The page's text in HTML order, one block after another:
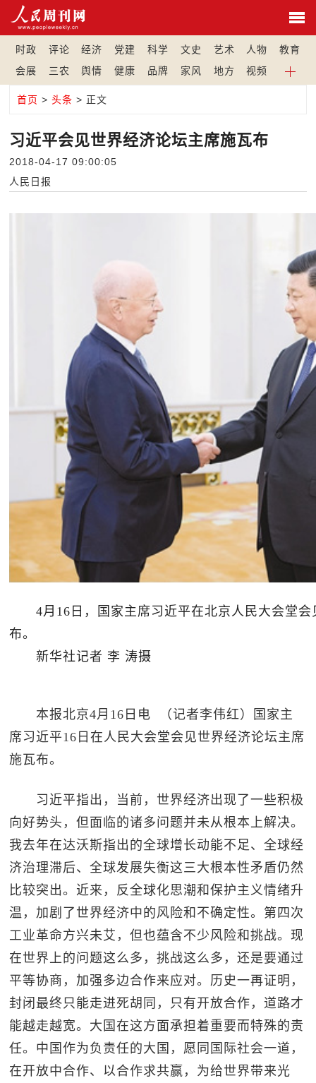
时政 评论 经济 党建 科学 文史 艺术 人物
教育
会展
三农 舆情 健康 品牌 家风 地方 视频
首页 >头条 > 正文
习近平会见世界经济论坛主席施瓦布
2018-04-17 09:00:05
人民日报
4月16日，国家主席习近平在北京人民大会堂会
布。
新华社记者 李 涛摄
本报北京4月16日电 （记者李伟红）国家主
席习近平16日在人民大会堂会见世界经济论坛主席
施瓦布。
习近平指出，当前，世界经济出现了一些积极
向好势头，但面临的诸多问题并未从根本上解决。
我去年在达沃斯指出的全球增长动能不足、全球经
济治理滞后、全球发展失衡这三大根本性矛盾仍然
比较突出。近来，反全球化思潮和保护主义情绪升
温，加剧了世界经济中的风险和不确定性。第四次
工业革命方兴未艾，但也蕴含不少风险和挑战。现
在世界上的问题这么多，挑战这么多，还是要通过
平等协商，加强多边合作来应对。历史一再证明，
封闭最终只能走进死胡同，只有开放合作，道路才
能越走越宽。大国在这方面承担着重要而特殊的责
任。中国作为负责任的大国，愿同国际社会一道，
在开放中合作、以合作求共赢，为给世界带来光